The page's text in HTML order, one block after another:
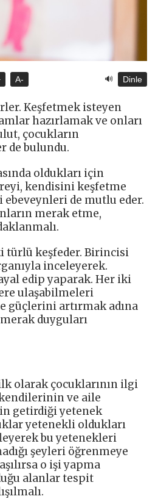
A- 🔊 Dinle
Keşfetmek isteyen
hazırlamak ve onları
çocukların
de bulundu.
oldukları için
kendisini keşfetme
de mutlu eder.
merak etme,
türlü keşfeder. Birincisi
inceleyerek.
edip yaparak. Her iki
ulaşabilmeleri
güçlerini artırmak adına
duyguları
olarak çocuklarının ilgi
ve aile
getirdiği yetenek
yetenekli oldukları
bu yetenekleri
şeyleri öğrenmeye
o işi yapma
alanlar tespit